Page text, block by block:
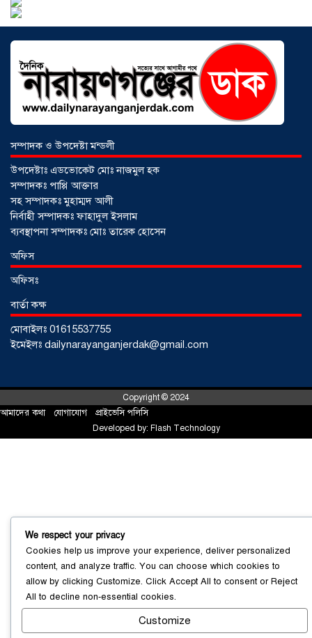
বোনাফাইড মশারি কারখানার বিরুদ্ধে শ্রম
আইন লঙ্ঘনের অভিযোগ
০৫ আগস্ট ২০২৬
অগ্রযাত্রায় নতুন অধ্যায়, উদ্বোধন হলো ‘শিফা
উন্নয়নের অংশীদার হোন প্রবাসীরা —
সোনারগাঁওয়ে ভয়াবহ লোডশেডিংয়ে
জনজীবন চরমভাবে বিপর্যস্ত
০৩ আগস্ট
হেরোইনসহ যুবক গ্রেপ্তার
০৩ আগস্ট ২০২৬
সম্পাদক ও উপদেষ্টা মন্ডলী
উপদেষ্টাঃ এডভোকেট মোঃ নাজমুল হক
সম্পাদকঃ পাপ্পি আক্তার
সহ সম্পাদকঃ মুহাম্মদ আলী
নির্বাহী সম্পাদকঃ ফাহাদুল ইসলাম
ব্যবস্থাপনা সম্পাদকঃ মোঃ তারেক হোসেন
অফিস
অফিসঃ
বার্তা কক্ষ
মোবাইলঃ 01615537755
ইমেইলঃ dailynarayanganjerdak@gmail.com
Copyright © 2024
আমাদের কথা যোগাযোগ প্রাইভেসি পলিসি
Developed by: Flash Technology
We respect your privacy
Cookies help us improve your experience, deliver personalized
content, and analyze traffic. You can choose which cookies to
allow by clicking Customize. Click Accept All to consent orReject
All to decline non-essential cookies.
Customize